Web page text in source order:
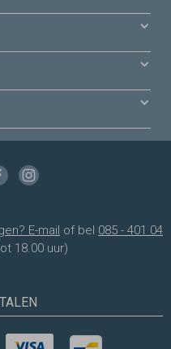
E-mail of bel 085 - 401 04
18.00 uur)